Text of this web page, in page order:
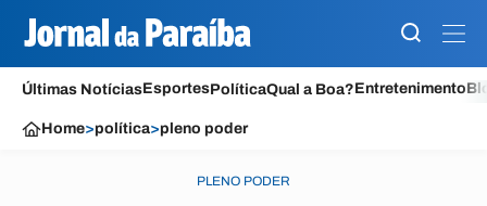
Últimas NotíciasEsportesPolíticaQual a Boa?Entretenimento
Home>política>pleno poder
PLENO PODER